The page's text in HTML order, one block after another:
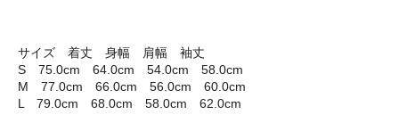
サイズ 着丈 身幅 肩幅 袖丈
S 75.0cm 64.0cm 54.0cm 58.0cm
M 77.0cm 66.0cm 56.0cm 60.0cm
L 79.0cm 68.0cm 58.0cm 62.0cm